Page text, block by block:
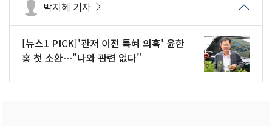
박지혜 기자
[뉴스1 PICK]'관저 이전 특혜 의혹' 윤한
홍 첫 소환…"나와 관련 없다"